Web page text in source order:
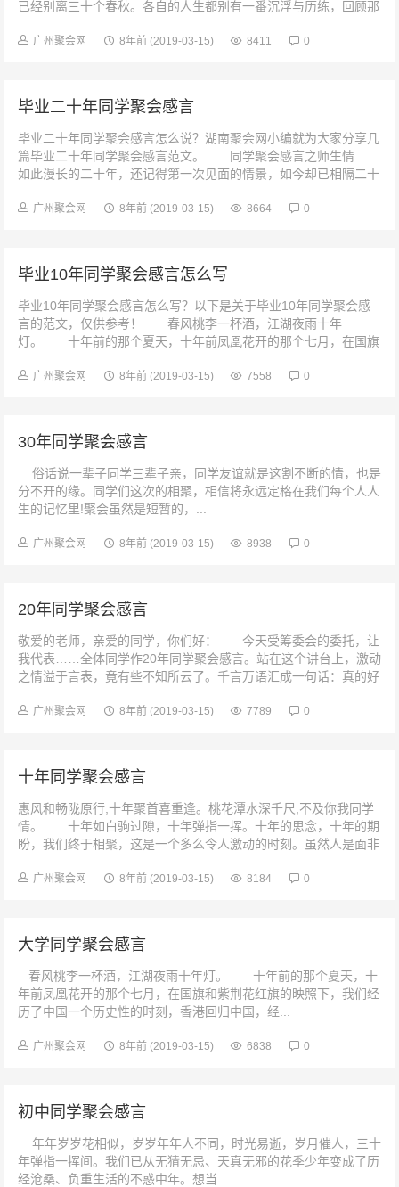
已经别离三十个春秋。各自的人生都别有一番沉浮与历练，回顾那
广州聚会网 8年前 (2019-03-15) 8411 0
毕业二十年同学聚会感言
毕业二十年同学聚会感言怎么说？湖南聚会网小编就为大家分享几
篇毕业二十年同学聚会感言范文。 同学聚会感言之师生情
如此漫长的二十年，还记得第一次见面的情景，如今却已相隔二十
广州聚会网 8年前 (2019-03-15) 8664 0
毕业10年同学聚会感言怎么写
毕业10年同学聚会感言怎么写？以下是关于毕业10年同学聚会感
言的范文，仅供参考！ 春风桃李一杯酒，江湖夜雨十年
灯。 十年前的那个夏天，十年前凤凰花开的那个七月，在国旗
广州聚会网 8年前 (2019-03-15) 7558 0
30年同学聚会感言
俗话说一辈子同学三辈子亲，同学友谊就是这割不断的情，也是
分不开的缘。同学们这次的相聚，相信将永远定格在我们每个人人
生的记忆里!聚会虽然是短暂的，...
广州聚会网 8年前 (2019-03-15) 8938 0
20年同学聚会感言
敬爱的老师，亲爱的同学，你们好： 今天受筹委会的委托，让
我代表……全体同学作20年同学聚会感言。站在这个讲台上，激动
之情溢于言表，竟有些不知所云了。千言万语汇成一句话：真的好
广州聚会网 8年前 (2019-03-15) 7789 0
十年同学聚会感言
惠风和畅陇原行,十年聚首喜重逢。桃花潭水深千尺,不及你我同学
情。 十年如白驹过隙，十年弹指一挥。十年的思念，十年的期
盼，我们终于相聚，这是一个多么令人激动的时刻。虽然人是面非
广州聚会网 8年前 (2019-03-15) 8184 0
大学同学聚会感言
春风桃李一杯酒，江湖夜雨十年灯。 十年前的那个夏天，十
年前凤凰花开的那个七月，在国旗和紫荆花红旗的映照下，我们经
历了中国一个历史性的时刻，香港回归中国，经...
广州聚会网 8年前 (2019-03-15) 6838 0
初中同学聚会感言
年年岁岁花相似，岁岁年年人不同，时光易逝，岁月催人，三十
年弹指一挥间。我们已从无猜无忌、天真无邪的花季少年变成了历
经沧桑、负重生活的不惑中年。想当...